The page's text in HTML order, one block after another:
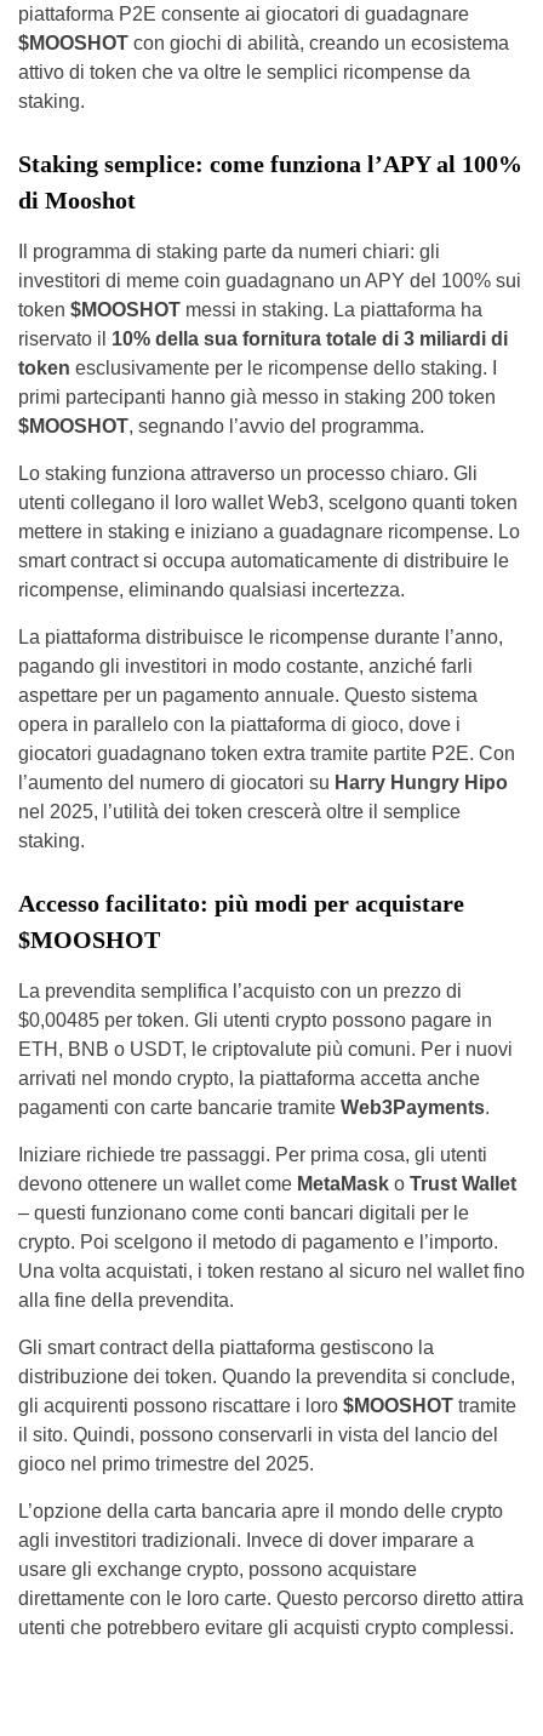
piattaforma P2E consente ai giocatori di guadagnare
$MOOSHOT con giochi di abilità, creando un ecosistema
attivo di token che va oltre le semplici ricompense da
staking.
Staking semplice: come funziona l’APY al 100%
di Mooshot
Il programma di staking parte da numeri chiari: gli
investitori di meme coin guadagnano un APY del 100% sui
token $MOOSHOT messi in staking. La piattaforma ha
riservato il 10% della sua fornitura totale di 3 miliardi di
token esclusivamente per le ricompense dello staking. I
primi partecipanti hanno già messo in staking 200 token
$MOOSHOT, segnando l’avvio del programma.
Lo staking funziona attraverso un processo chiaro. Gli
utenti collegano il loro wallet Web3, scelgono quanti token
mettere in staking e iniziano a guadagnare ricompense. Lo
smart contract si occupa automaticamente di distribuire le
ricompense, eliminando qualsiasi incertezza.
La piattaforma distribuisce le ricompense durante l’anno,
pagando gli investitori in modo costante, anziché farli
aspettare per un pagamento annuale. Questo sistema
opera in parallelo con la piattaforma di gioco, dove i
giocatori guadagnano token extra tramite partite P2E. Con
l’aumento del numero di giocatori su Harry Hungry Hipo
nel 2025, l’utilità dei token crescerà oltre il semplice
staking.
Accesso facilitato: più modi per acquistare
$MOOSHOT
La prevendita semplifica l’acquisto con un prezzo di
$0,00485 per token. Gli utenti crypto possono pagare in
ETH, BNB o USDT, le criptovalute più comuni. Per i nuovi
arrivati nel mondo crypto, la piattaforma accetta anche
pagamenti con carte bancarie tramite Web3Payments.
Iniziare richiede tre passaggi. Per prima cosa, gli utenti
devono ottenere un wallet come MetaMask o Trust Wallet
– questi funzionano come conti bancari digitali per le
crypto. Poi scelgono il metodo di pagamento e l’importo.
Una volta acquistati, i token restano al sicuro nel wallet fino
alla fine della prevendita.
Gli smart contract della piattaforma gestiscono la
distribuzione dei token. Quando la prevendita si conclude,
gli acquirenti possono riscattare i loro $MOOSHOT tramite
il sito. Quindi, possono conservarli in vista del lancio del
gioco nel primo trimestre del 2025.
L’opzione della carta bancaria apre il mondo delle crypto
agli investitori tradizionali. Invece di dover imparare a
usare gli exchange crypto, possono acquistare
direttamente con le loro carte. Questo percorso diretto attira
utenti che potrebbero evitare gli acquisti crypto complessi.